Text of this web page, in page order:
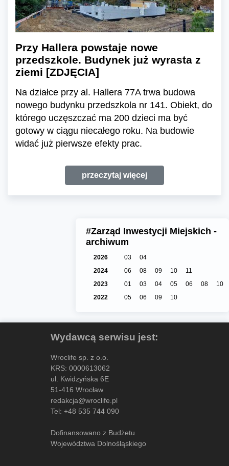
Przy Hallera powstaje nowe
przedszkole. Budynek już wyrasta z
ziemi [ZDJĘCIA]
Na działce przy al. Hallera 77A trwa budowa
nowego budynku przedszkola nr 141. Obiekt, do
którego uczęszczać ma 200 dzieci ma być
gotowy w ciągu niecałego roku. Na budowie
widać już pierwsze efekty prac.
przeczytaj więcej
#Zarząd Inwestycji Miejskich -
archiwum
2026 03
04
2024
06 08 09 10
11
2023
01 03 04 05 06 08
10
2022
05 06 09 10
Wydawcą serwisu jest:
Wroclife sp. z o.o.
KRS: 0000613062
ul. Kwidzyńska 6E
51-416 Wrocław
redakcja@wroclife.pl
Tel: +48 535 744 090
Dofinansowano z Budżetu
Województwa Dolnośląskiego